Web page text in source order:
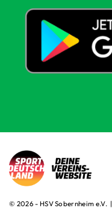
© 2026 - HSV Sobernheim e.V. |